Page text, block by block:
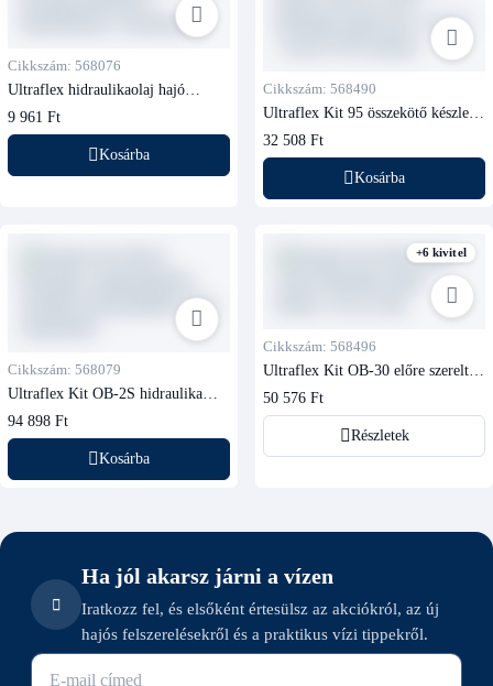
Cikkszám: 568076
Ultraflex hidraulikaolaj hajó
9 961 Ft
Kosárba
Cikkszám: 568490
Ultraflex Kit 95 összekötő készlet
közé
32 508 Ft
Kosárba
Cikkszám: 568079
Ultraflex Kit OB-2S hidraulika
kormányálláshoz vagy autopilothoz
94 898 Ft
Kosárba
+6 kivitel
Cikkszám: 568496
Ultraflex Kit OB-30 előre szerelt
db)
50 576 Ft
Részletek
Ha jól akarsz járni a vízen
Iratkozz fel, és elsőként értesülsz az akciókról, az új
hajós felszerelésekről és a praktikus vízi tippekről.
E-mail cím